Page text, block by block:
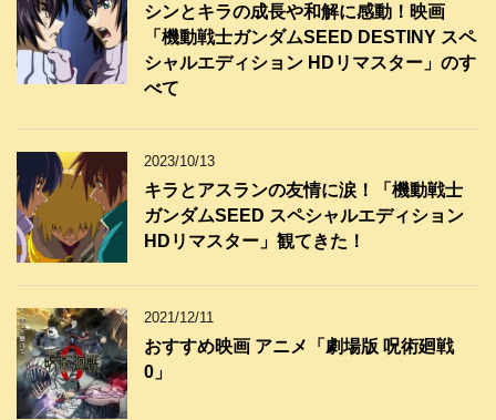
シンとキラの成長や和解に感動！映画
「機動戦士ガンダムSEED DESTINY スペ
シャルエディション HDリマスター」のす
べて
2023/10/13
キラとアスランの友情に涙！「機動戦士
ガンダムSEED スペシャルエディション
HDリマスター」観てきた！
2021/12/11
おすすめ映画 アニメ「劇場版 呪術廻戦
0」